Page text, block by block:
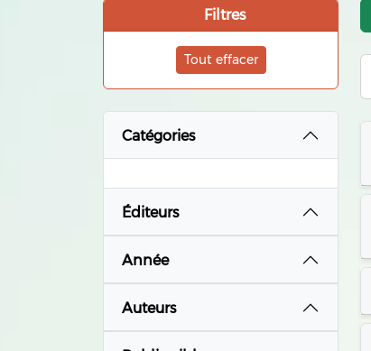
Filtres
Tout effacer
Catégories
Éditeurs
Année
Auteurs